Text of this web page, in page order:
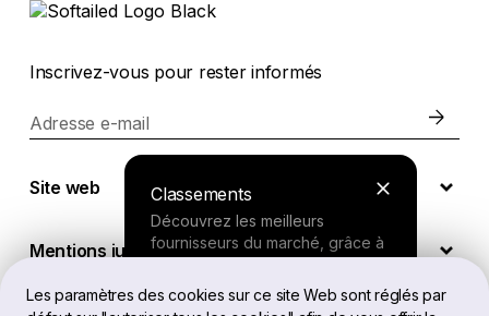
Les paramètres des cookies sur ce site Web sont réglés par
Classements
Découvrez les meilleurs
fournisseurs du marché, grâce à
Inscrivez-vous pour rester informés
Adresse e-mail
Site web
Mentions juridiques